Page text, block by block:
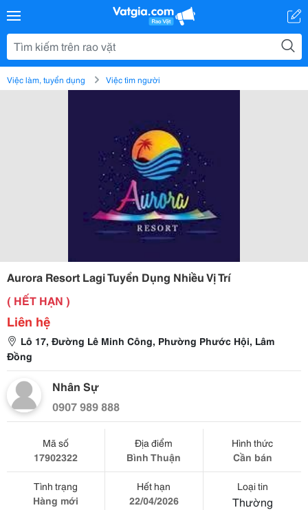
Việc làm, tuyển dụng Việc tìm người
Aurora Resort Lagi Tuyển Dụng Nhiều Vị Trí
( HẾT HẠN )
Liên hệ
Lô 17, Đường Lê Minh Công, Phường Phước Hội, Lâm
Đồng
Nhân Sự
0907 989 888
Mã số
17902322
Địa điểm
Bình Thuận
Hình thức
Cần bán
Tình trạng
Hàng mới
Hết hạn
22/04/2026
Loại tin
Thường